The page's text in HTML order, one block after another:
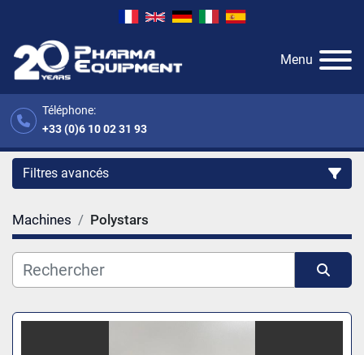
Téléphone:
+33 (0)6 10 02 31 93
Menu
Filtres avancés
Catégorie
Fabricant
Machines Polystars